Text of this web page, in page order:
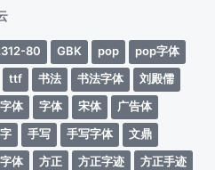
80 GBK pop
pop字体
ttf
书法 书法字体
刘殿儒
体
字体 宋体
广告体
手写 手写字体
文鼎
体
方正 方正字迹 方正手迹